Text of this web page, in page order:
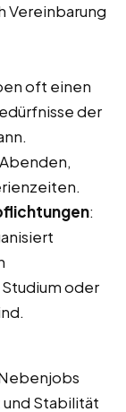
Vereinbarung
oft einen
der
:
oder
Stabilität